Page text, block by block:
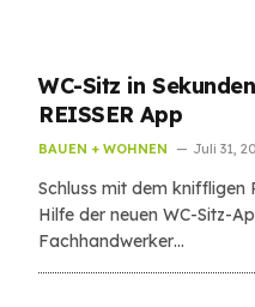
WC-Sitz in
REISSER App
BAUEN + WOHNEN Juli 31,
Schluss mit dem kniffligen
Hilfe der neuen WC-Sitz-
Fachhandwerker…